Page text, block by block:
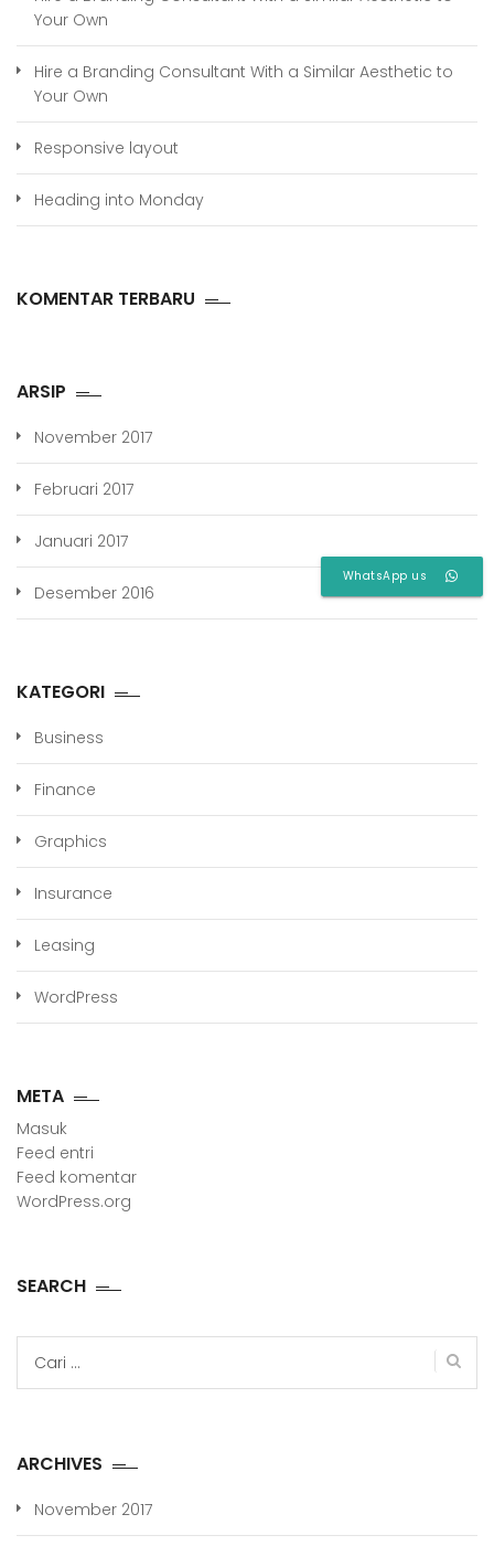
Your Own
Hire a Branding Consultant With a Similar Aesthetic to
Your Own
Responsive layout
Heading into Monday
KOMENTAR TERBARU
ARSIP
November 2017
Februari 2017
Januari 2017
Desember 2016
KATEGORI
Business
Finance
Graphics
Insurance
Leasing
WordPress
META
Masuk
Feed entri
Feed komentar
WordPress.org
SEARCH
untuk:
ARCHIVES
November 2017
WhatsApp us